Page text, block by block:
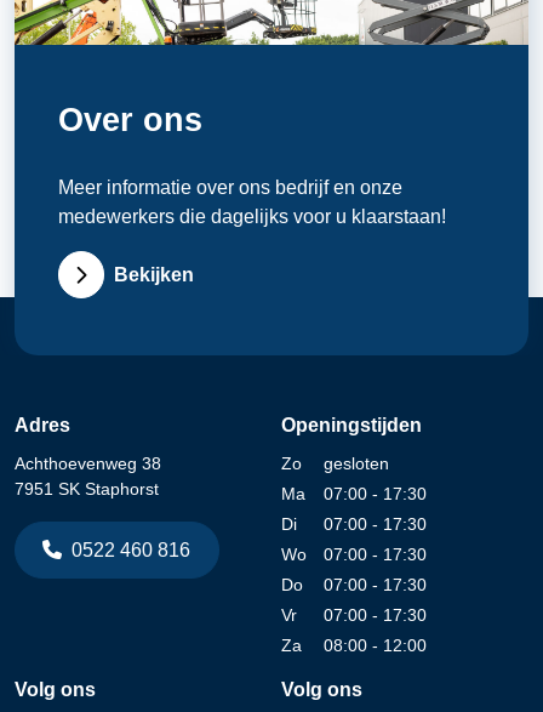
Over ons
Meer informatie over ons bedrijf en onze
medewerkers die dagelijks voor u klaarstaan!
Bekijken
Adres
Achthoevenweg 38
7951 SK Staphorst
0522 460 816
Openingstijden
Zo
gesloten
Ma
07:00 - 17:30
Di
07:00 - 17:30
Wo
07:00 - 17:30
Do
07:00 - 17:30
Vr
07:00 - 17:30
Za
08:00 - 12:00
Volg ons Volg ons